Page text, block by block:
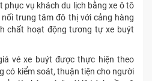
phục vụ khách du lịch bằng xe ô tô
trung tâm đô thị với cảng hàng
chất hoạt động tương tự xe buýt
vé xe buýt được thực hiện theo
có kiểm soát, thuận tiện cho người